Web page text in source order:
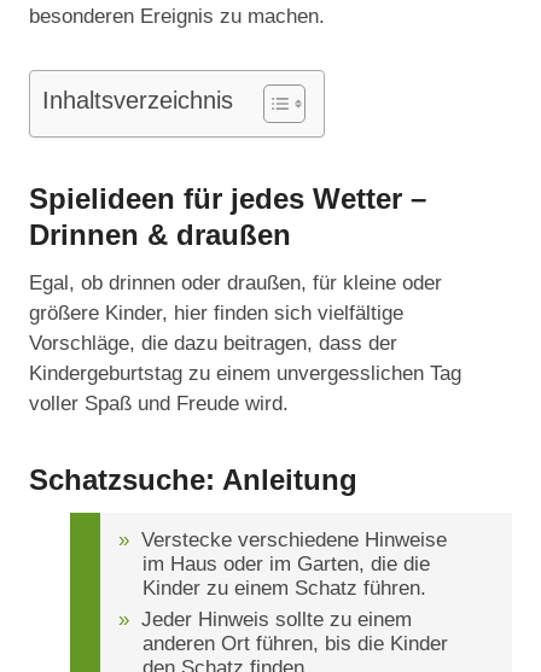
besonderen Ereignis zu machen.
Inhaltsverzeichnis
Spielideen für jedes Wetter –
Drinnen & draußen
Egal, ob drinnen oder draußen, für kleine oder
größere Kinder, hier finden sich vielfältige
Vorschläge, die dazu beitragen, dass der
Kindergeburtstag zu einem unvergesslichen Tag
voller Spaß und Freude wird.
Schatzsuche: Anleitung
Verstecke verschiedene Hinweise
im Haus oder im Garten, die die
Kinder zu einem Schatz führen.
Jeder Hinweis sollte zu einem
anderen Ort führen, bis die Kinder